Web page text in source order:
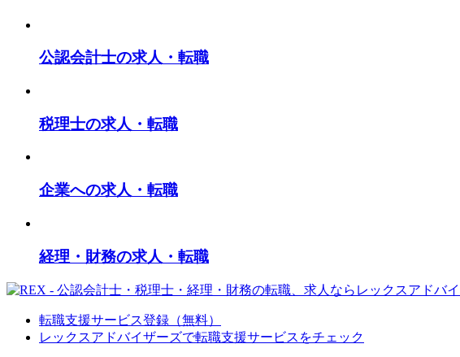
公認会計士の求人・転職
税理士の求人・転職
企業への求人・転職
経理・財務の求人・転職
転職支援サービス登録（無料）
レックスアドバイザーズで転職支援サービスをチェック